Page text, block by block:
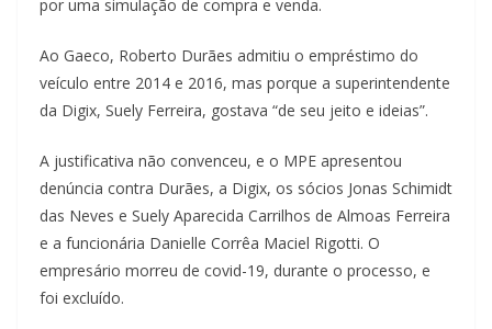
por uma simulação de compra e venda.
Ao Gaeco, Roberto Durães admitiu o empréstimo do
veículo entre 2014 e 2016, mas porque a superintendente
da Digix, Suely Ferreira, gostava “de seu jeito e ideias”.
A justificativa não convenceu, e o MPE apresentou
denúncia contra Durães, a Digix, os sócios Jonas Schimidt
das Neves e Suely Aparecida Carrilhos de Almoas Ferreira
e a funcionária Danielle Corrêa Maciel Rigotti. O
empresário morreu de covid-19, durante o processo, e
foi excluído.